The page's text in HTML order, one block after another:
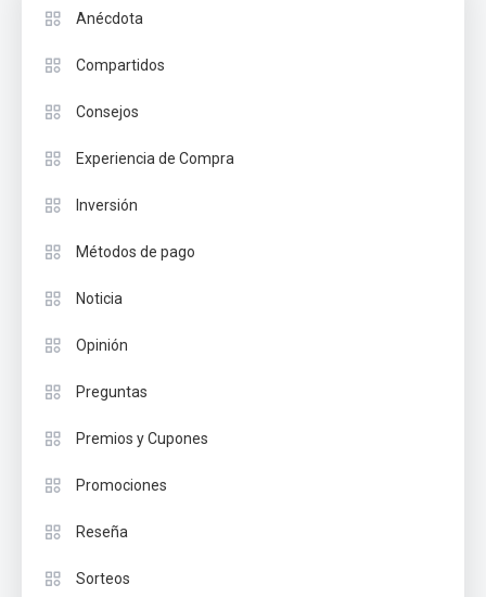
Anécdota
Compartidos
Consejos
Experiencia de Compra
Inversión
Métodos de pago
Noticia
Opinión
Preguntas
Premios y Cupones
Promociones
Reseña
Sorteos